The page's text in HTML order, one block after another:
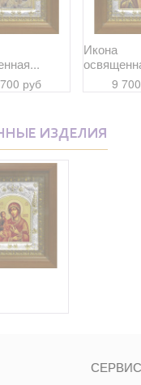
руб
Икона
9
ИЗДЕЛИЯ
СЕРВИС